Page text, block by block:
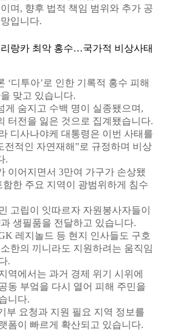
며, 향후 법적 책임 범위와 추가 공
입니다.
랑카 최악 홍수…국가적 비상사태
‘디투아’로 인한 기록적 홍수 피해
맞고 있습니다.
게 숨지고 수백 명이 실종됐으며,
터전을 잃은 것으로 집계됐습니다.
디사나야케 대통령은 이번 사태를
전적인 자연재해”로 규정하며 비상
.
이어지면서 3만여 가구가 손상됐
함한 주요 지역이 광범위하게 침수
고립이 잇따르자 자원봉사자들이
생필품을 전달하고 있습니다.
레지놀드 등 현지 인사들도 구호
한의 끼니라도 지원하려는 움직임
.
역에서는 과거 경제 위기 시위에
동 부엌을 다시 열어 피해 주민을
니다.
부 요청과 지원 필요 지역 정보를
폼이 빠르게 확산되고 있습니다.